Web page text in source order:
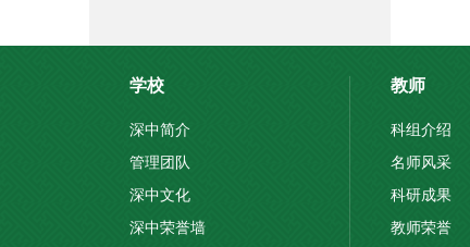
学校
深中简介
管理团队
深中文化
深中荣誉墙
教师
科组介绍
名师风采
科研成果
教师荣誉